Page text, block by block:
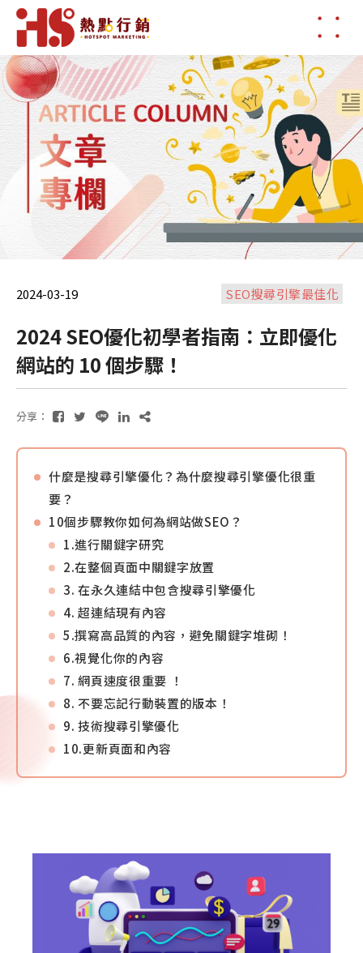
2024-03-19 SEO搜尋引擎最佳化
2024 SEO優化初學者指南：立即優化
網站的 10 個步驟！
分享：
什麼是搜尋引擎優化？為什麼搜尋引擎優化很重
要？
10個步驟教你如何為網站做SEO？
1.進行關鍵字研究
2.在整個頁面中關鍵字放置
3. 在永久連結中包含搜尋引擎優化
4. 超連結現有內容
5.撰寫高品質的內容，避免關鍵字堆砌！
6.視覺化你的內容
7. 網頁速度很重要 ！
8. 不要忘記行動裝置的版本！
9. 技術搜尋引擎優化
10.更新頁面和內容